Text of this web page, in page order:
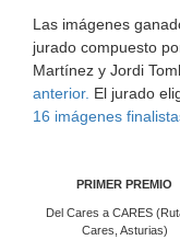
Las imágenes
jurado compuesto
Martínez y Jordi
anterior. El jurado
16 imágenes
PRIMER PREMIO
Del Cares a CARES
Cares, Asturias)